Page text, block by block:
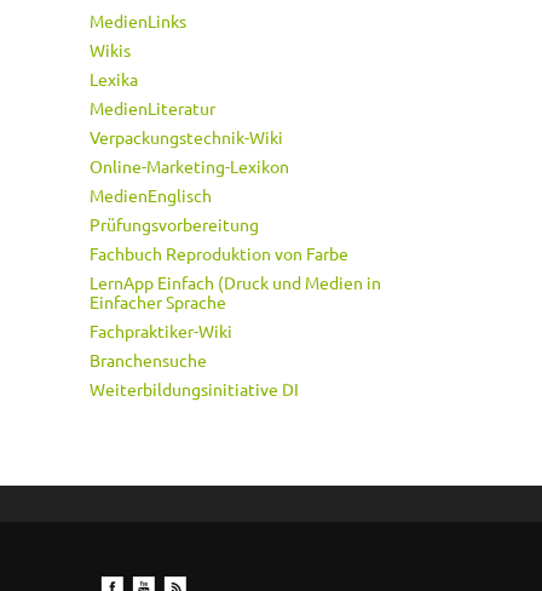
MedienLinks
Wikis
Lexika
MedienLiteratur
Verpackungstechnik-Wiki
Online-Marketing-Lexikon
MedienEnglisch
Prüfungsvorbereitung
Fachbuch Reproduktion von Farbe
LernApp Einfach (Druck und Medien in
Einfacher Sprache
Fachpraktiker-Wiki
Branchensuche
Weiterbildungsinitiative DI